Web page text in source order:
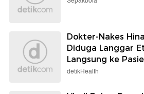
Dokter-Nakes
Diduga Langgar
Langsung ke
detikHealth